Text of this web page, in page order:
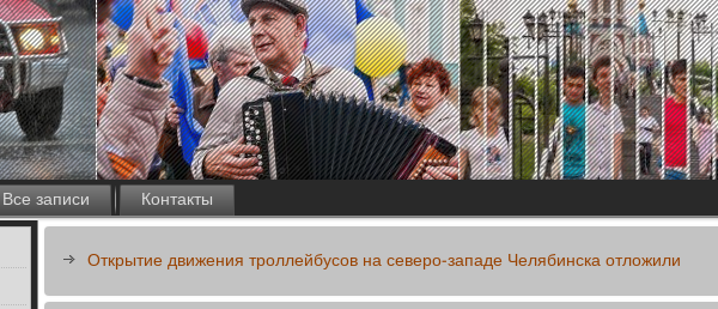
Все записи
Контакты
Открытие движения троллейбусов на северо-западе Челябинска отложили